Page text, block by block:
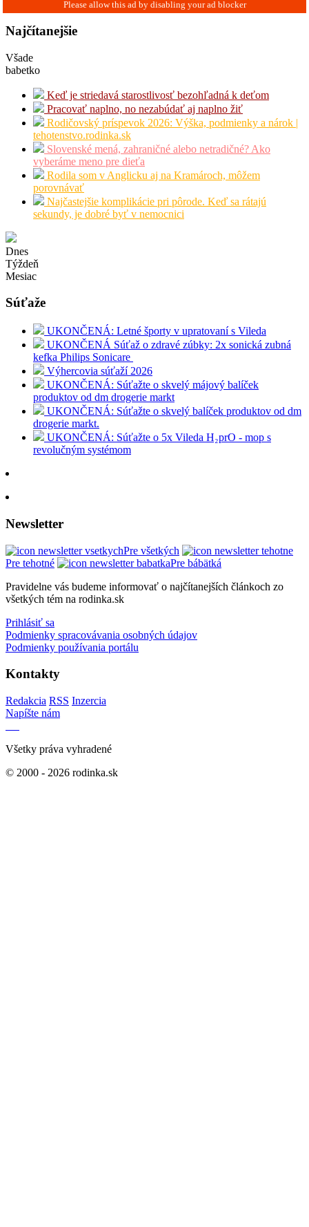
Najčítanejšie
Všade
babetko
Keď je striedavá starostlivosť bezohľadná k deťom
Pracovať naplno, no nezabúdať aj naplno žiť
Rodičovský príspevok 2026: Výška, podmienky a nárok |
tehotenstvo.rodinka.sk
Slovenské mená, zahraničné alebo netradičné? Ako
vyberáme meno pre dieťa
Rodila som v Anglicku aj na Kramároch, môžem
porovnávať
Najčastejšie komplikácie pri pôrode. Keď sa rátajú
sekundy, je dobré byť v nemocnici
Dnes
Týždeň
Mesiac
Súťaže
UKONČENÁ: Letné športy v upratovaní s Vileda
UKONČENÁ Súťaž o zdravé zúbky: 2x sonická zubná
kefka Philips Sonicare
Výhercovia súťaží 2026
UKONČENÁ: Súťažte o skvelý májový balíček
produktov od dm drogerie markt
UKONČENÁ: Súťažte o skvelý balíček produktov od dm
drogerie markt.
UKONČENÁ: Súťažte o 5x Vileda H₂prO - mop s
revolučným systémom
Newsletter
Pre všetkých
Pre tehotné
Pre bábätká
Pravidelne vás budeme informovať o najčítanejších článkoch zo
všetkých tém na rodinka.sk
Prihlásiť sa
Podmienky spracovávania osobných údajov
Podmienky používania portálu
Kontakty
Redakcia RSS Inzercia
Napíšte nám
Všetky práva vyhradené
© 2000 - 2026 rodinka.sk